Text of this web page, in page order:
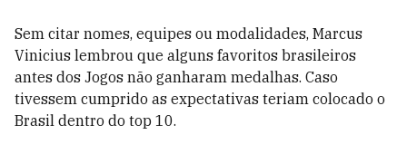
Sem citar nomes, equipes ou modalidades, Marcus
Vinicius lembrou que alguns favoritos brasileiros
antes dos Jogos não ganharam medalhas. Caso
tivessem cumprido as expectativas teriam colocado o
Brasil dentro do top 10.